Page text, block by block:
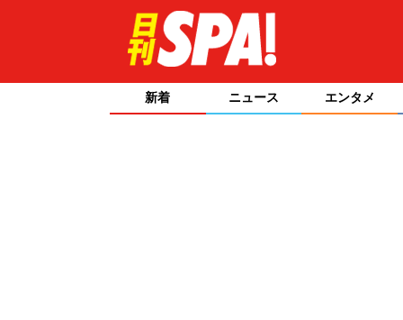
新着 ニュース エンタメ